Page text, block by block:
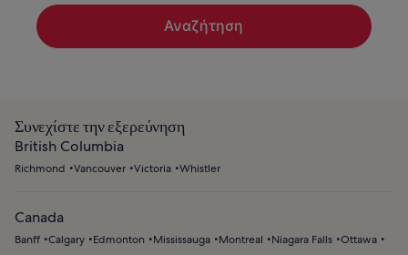
Αναζήτηση
Συνεχίστε την εξερεύνηση
British Columbia
Richmond Vancouver Victoria Whistler
Canada
Banff Calgary Edmonton Mississauga Montreal Niagara Falls Ottawa